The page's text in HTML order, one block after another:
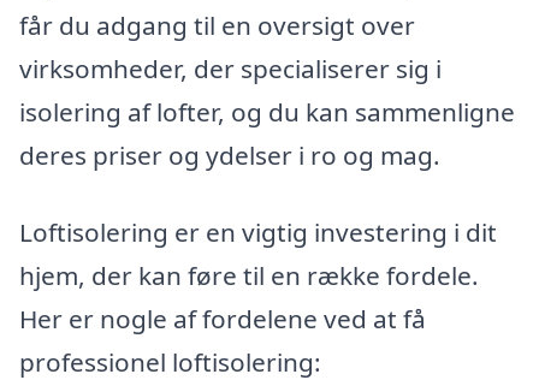
får du adgang til en oversigt over
virksomheder, der specialiserer sig i
isolering af lofter, og du kan sammenligne
deres priser og ydelser i ro og mag.
Loftisolering er en vigtig investering i dit
hjem, der kan føre til en række fordele.
Her er nogle af fordelene ved at få
professionel loftisolering: